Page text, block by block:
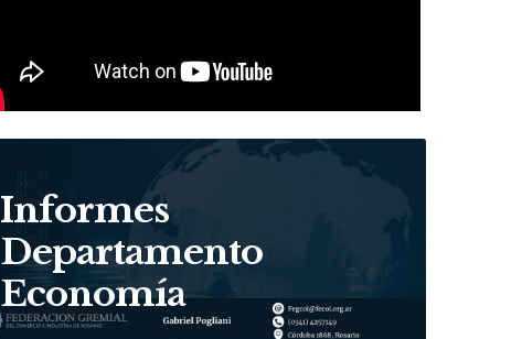
Informes
Departamento
Economía